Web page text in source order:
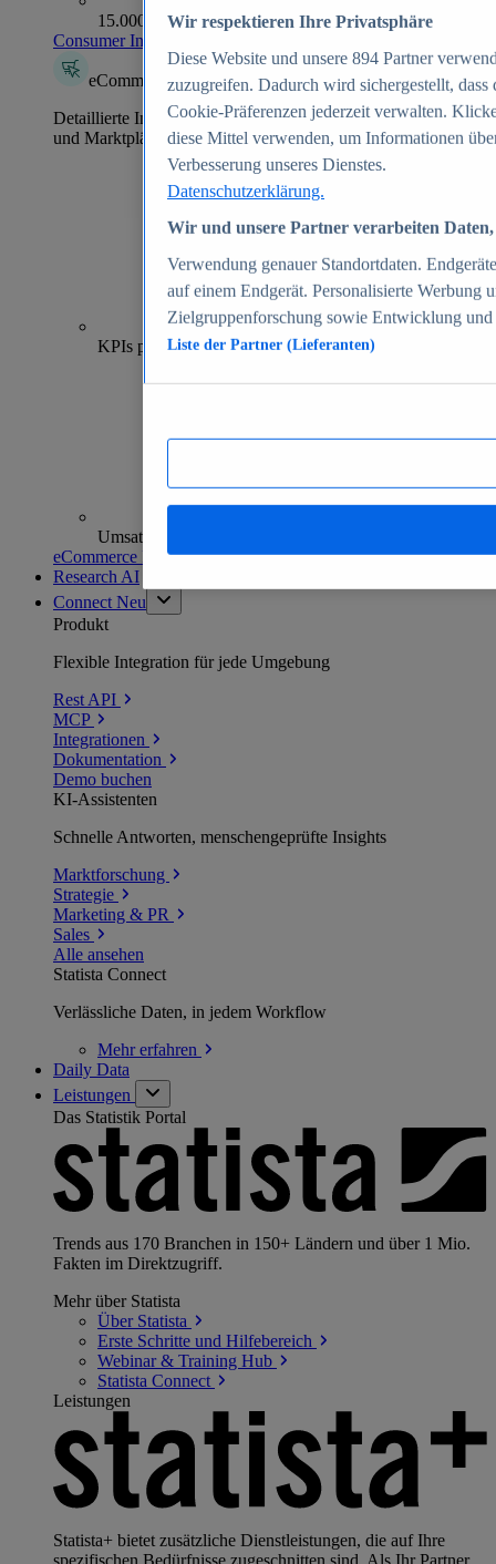
15.000+ Marken
Consumer Insights entdecken
eCommerce Insights
Detaillierte Informationen zu mehr als 39.000 Online-Shops
und Marktplätzen
70+
KPIs pro Shop
Umsatzanalysen und -prognosen
eCommerce Insights entdecken
Research AI
Connect Neu
Produkt
Flexible Integration für jede Umgebung
Rest API
MCP
Integrationen
Dokumentation
Demo buchen
KI-Assistenten
Schnelle Antworten, menschengeprüfte Insights
Marktforschung
Strategie
Marketing & PR
Sales
Alle ansehen
Statista Connect
Verlässliche Daten, in jedem Workflow
Mehrerfahren
Daily Data
Leistungen
Das Statistik Portal
Trends aus 170 Branchen in 150+ Ländern und über 1 Mio.
Fakten im Direktzugriff.
Mehr über Statista
Über Statista
Erste Schritte und Hilfebereich
Webinar & Training Hub
Statista Connect
Leistungen
Statista+ bietet zusätzliche Dienstleistungen, die auf Ihre
spezifischen Bedürfnisse zugeschnitten sind. Als Ihr Partner
Wir respektieren Ihre Privatsphäre
Diese Website und unsere 894 Partner
zuzugreifen. Dadurch wird sichergestellt,
Cookie-Präferenzen jederzeit verwalten.
diese Mittel verwenden, um Informationen
Verbesserung unseres Dienstes.
Datenschutzerklärung.
Wir und unsere Partner verarbeiten
Verwendung genauer Standortdaten.
auf einem Endgerät. Personalisierte Werbung
Zielgruppenforschung sowie Entwicklung
Liste der Partner (Lieferanten)